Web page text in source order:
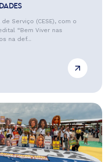
Serviço (CESE), com o
“Bem Viver nas
na def...